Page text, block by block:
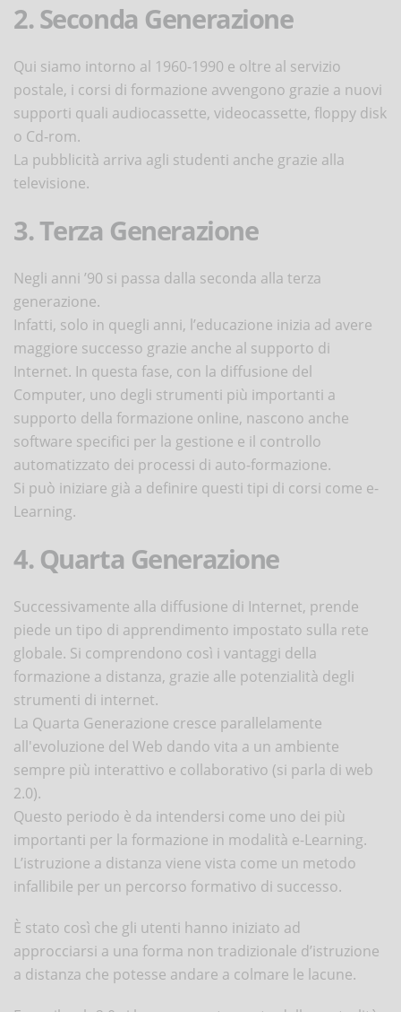
2. Seconda Generazione
Qui siamo intorno al 1960-1990 e oltre al servizio
postale, i corsi di formazione avvengono grazie a nuovi
supporti quali audiocassette, videocassette, floppy disk
o Cd-rom.
La pubblicità arriva agli studenti anche grazie alla
televisione.
3. Terza Generazione
Negli anni ’90 si passa dalla seconda alla terza
generazione.
Infatti, solo in quegli anni, l’educazione inizia ad avere
maggiore successo grazie anche al supporto di
Internet. In questa fase, con la diffusione del
Computer, uno degli strumenti più importanti a
supporto della formazione online, nascono anche
software specifici per la gestione e il controllo
automatizzato dei processi di auto-formazione.
Si può iniziare già a definire questi tipi di corsi come e-
Learning.
4. Quarta Generazione
Successivamente alla diffusione di Internet, prende
piede un tipo di apprendimento impostato sulla rete
globale. Si comprendono così i vantaggi della
formazione a distanza, grazie alle potenzialità degli
strumenti di internet.
La Quarta Generazione cresce parallelamente
all'evoluzione del Web dando vita a un ambiente
sempre più interattivo e collaborativo (si parla di web
2.0).
Questo periodo è da intendersi come uno dei più
importanti per la formazione in modalità e-Learning.
L’istruzione a distanza viene vista come un metodo
infallibile per un percorso formativo di successo.
È stato così che gli utenti hanno iniziato ad
approcciarsi a una forma non tradizionale d’istruzione
a distanza che potesse andare a colmare le lacune.